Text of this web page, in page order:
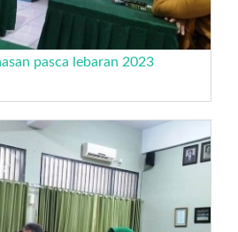
pasca lebaran 2023